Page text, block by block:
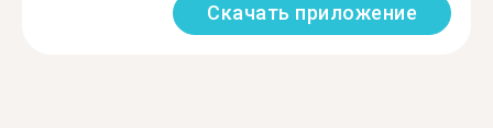
Скачать приложение